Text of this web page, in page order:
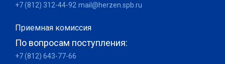
+7 (812) 312-44-92 mail@herzen.spb.ru
Приемная комиссия
По вопросам поступления:
+7 (812) 643-77-66